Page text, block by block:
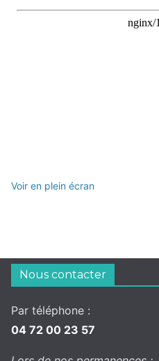
Voir en plein écran
Nous contacter
Par téléphone :
04 72 00 23 57